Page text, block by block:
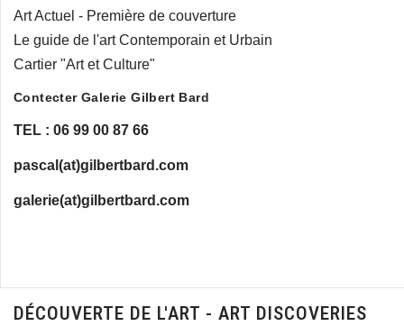
Art Actuel - Première de couverture
Le guide de l'art Contemporain et Urbain
Cartier "Art et Culture"
Contecter Galerie Gilbert Bard
TEL : 06 99 00 87 66
pascal(at)gilbertbard.com
galerie(at)gilbertbard.com
DÉCOUVERTE DE L'ART - ART DISCOVERIES